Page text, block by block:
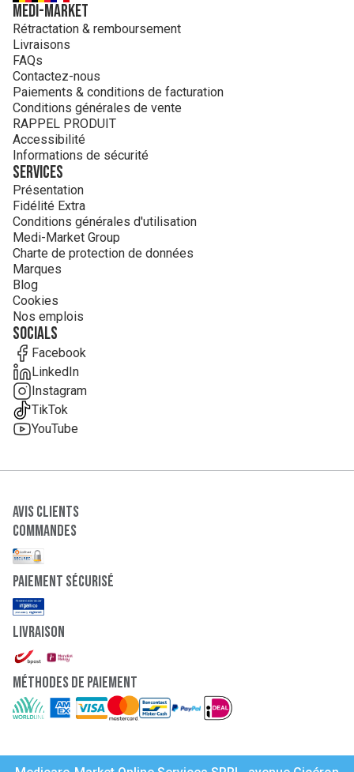
MEDI-MARKET
Rétractation & remboursement
Livraisons
FAQs
Contactez-nous
Paiements & conditions de facturation
Conditions générales de vente
RAPPEL PRODUIT
Accessibilité
Informations de sécurité
Services
Présentation
Fidélité Extra
Conditions générales d'utilisation
Medi-Market Group
Charte de protection de données
Marques
Blog
Cookies
Nos emplois
Socials
Facebook
LinkedIn
Instagram
TikTok
YouTube
Avis clients
Commandes
paiement sécurisé
Livraison
Méthodes de paiement